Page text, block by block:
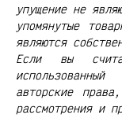
упущение не
упомянутые
являются
Если вы
авторские
рассмотрения и